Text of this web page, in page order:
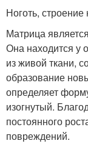
Ноготь, строение
Матрица
Она находится у
из живой ткани,
образование
определяет
изогнутый.
постоянного
повреждений.